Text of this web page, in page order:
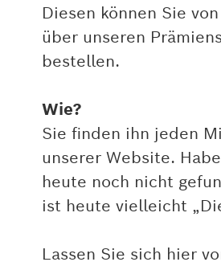
Diesen können Sie
über unseren
bestellen.
Wie?
Sie finden ihn jeden
unserer Website.
heute noch nicht
ist heute vielleicht
Lassen Sie sich hier